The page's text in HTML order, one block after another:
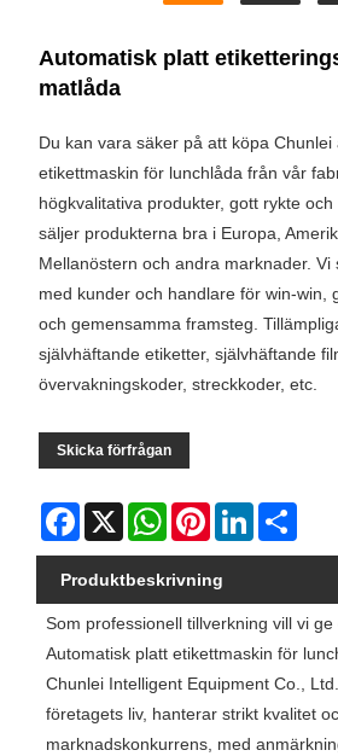
Automatisk platt
matlåda
Du kan vara säker på att köpa
etikettmaskin för lunchlåda från vår
högkvalitativa produkter, gott rykte
säljer produkterna bra i Europa,
Mellanöstern och andra marknader.
med kunder och handlare för win-win,
och gemensamma framsteg.
självhäftande etiketter, självhäftande
övervakningskoder, streckkoder, etc.
Skicka förfrågan
Facebook
X WhatsAppPinterestLinkedIn
Produktbeskrivning
Som professionell tillverkning vill vi ge
Automatisk platt etikettmaskin för
Chunlei Intelligent Equipment Co.,
företagets liv, hanterar strikt kvalitet
marknadskonkurrens, med